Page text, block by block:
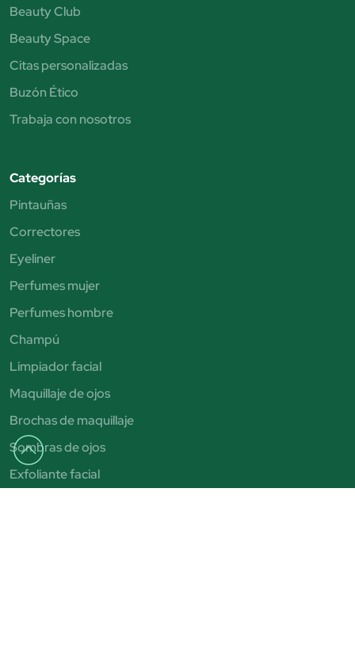
Beauty Club
Beauty Space
Citas personalizadas
Buzón Ético
Trabaja con nosotros
Categorías
Pintauñas
Correctores
Eyeliner
Perfumes mujer
Perfumes hombre
Champú
Limpiador facial
Maquillaje de ojos
Brochas de maquillaje
Sombras de ojos
Exfoliante facial